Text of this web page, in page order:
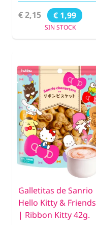
€ 2,15 € 1,99
SIN STOCK
Galletitas de Sanrio
Hello Kitty & Friends
| Ribbon Kitty 42g.